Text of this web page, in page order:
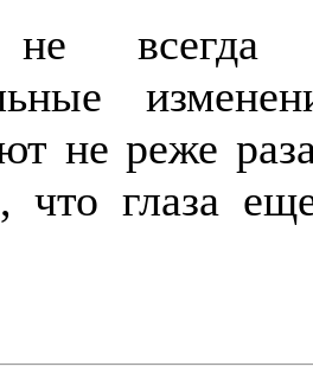
не всегда
не реже
что глаза